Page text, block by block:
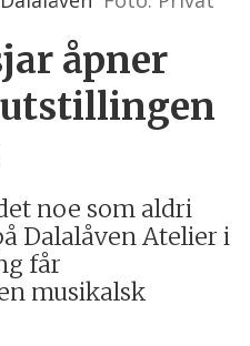
åpner
noe som aldri
Dalalåven Atelier i
får
musikalsk